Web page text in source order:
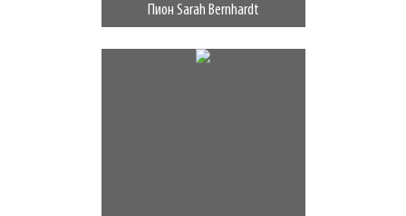
Пион Sarah Bernhardt